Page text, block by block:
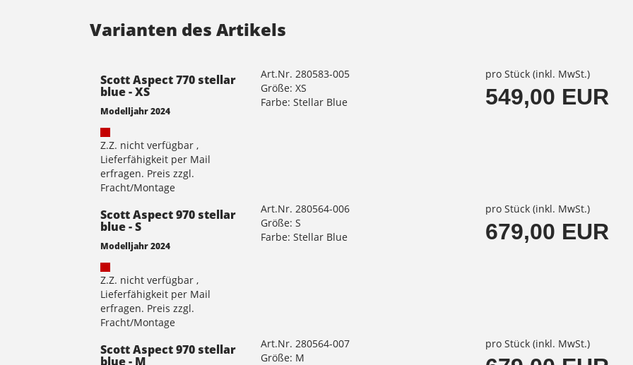
Varianten des Artikels
Scott Aspect 770 stellar
blue - XS
Modelljahr 2024
Z.Z. nicht verfügbar ,
Lieferfähigkeit per Mail
erfragen. Preis zzgl.
Fracht/Montage
Art.Nr. 280583-005
Größe: XS
Farbe: Stellar Blue
pro Stück (inkl. MwSt.)
549,00 EUR
Scott Aspect 970 stellar
blue - S
Modelljahr 2024
Z.Z. nicht verfügbar ,
Lieferfähigkeit per Mail
erfragen. Preis zzgl.
Fracht/Montage
Art.Nr. 280564-006
Größe: S
Farbe: Stellar Blue
pro Stück (inkl. MwSt.)
679,00 EUR
Scott Aspect 970 stellar
blue - M
Art.Nr. 280564-007
Größe: M
pro Stück (inkl. MwSt.)